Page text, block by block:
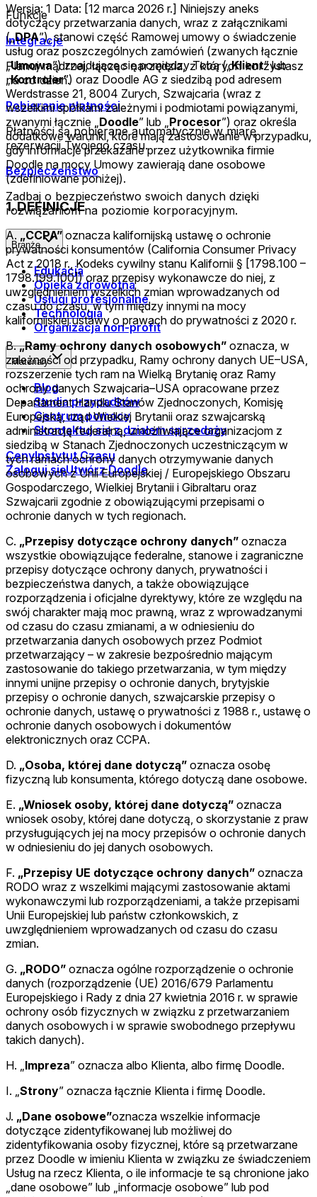
Funkcje
Integracje
Planuj mądrzej, łącząc narzędzia, z których korzystasz
na co dzień.
Pobieranie płatności
Płatności są pobierane automatycznie w miarę
rezerwacji Twojego czasu.
Bezpieczeństwo
Zadbaj o bezpieczeństwo swoich danych dzięki
rozwiązaniom na poziomie korporacyjnym.
Branże
Edukacja
Opieka zdrowotna
Usługi profesjonalne
Technologia
Organizacja non-profit
Materiały
Blog
Studia przypadków
Centrum pomocy
Skontaktuj się z działem sprzedaży
CenyInstytut Czasu
Zaloguj sięUtwórz Doodle
Wersja: 1 Data: [12 marca 2026 r.] Niniejszy aneks
dotyczący przetwarzania danych, wraz z załącznikami
(„DPA”), stanowi część Ramowej umowy o świadczenie
usług oraz poszczególnych zamówień (zwanych łącznie
„Umowa”) znajdujące się pomiędzy Tobą („Klient” lub
„Kontroler”) oraz Doodle AG z siedzibą pod adresem
Werdstrasse 21, 8004 Zurych, Szwajcaria (wraz z
wszelkimi spółkami zależnymi i podmiotami powiązanymi,
zwanymi łącznie „ Doodle” lub „ Procesor”) oraz określa
dodatkowe warunki, które mają zastosowanie w przypadku,
gdy informacje przekazane przez użytkownika firmie
Doodle na mocy Umowy zawierają dane osobowe
(zdefiniowane poniżej).
1. DEFINICJE
A. „CCPA”oznacza kalifornijską ustawę o ochronie
prywatności konsumentów (California Consumer Privacy
Act z 2018 r., Kodeks cywilny stanu Kalifornii § [1798.100 –
1798.199.100]) oraz przepisy wykonawcze do niej, z
uwzględnieniem wszelkich zmian wprowadzanych od
czasu do czasu, w tym między innymi na mocy
kalifornijskiej ustawy o prawach do prywatności z 2020 r.
B.„Ramy ochrony danych osobowych” oznacza, w
zależności od przypadku, Ramy ochrony danych UE–USA,
rozszerzenie tych ram na Wielką Brytanię oraz Ramy
ochrony danych Szwajcaria–USA opracowane przez
Departament Handlu Stanów Zjednoczonych, Komisję
Europejską, rząd Wielkiej Brytanii oraz szwajcarską
administrację federalną, umożliwiające organizacjom z
siedzibą w Stanach Zjednoczonych uczestniczącym w
tych ramach ochrony danych otrzymywanie danych
osobowych z Unii Europejskiej / Europejskiego Obszaru
Gospodarczego, Wielkiej Brytanii i Gibraltaru oraz
Szwajcarii zgodnie z obowiązującymi przepisami o
ochronie danych w tych regionach.
C. „Przepisy dotyczące ochrony danych” oznacza
wszystkie obowiązujące federalne, stanowe i zagraniczne
przepisy dotyczące ochrony danych, prywatności i
bezpieczeństwa danych, a także obowiązujące
rozporządzenia i oficjalne dyrektywy, które ze względu na
swój charakter mają moc prawną, wraz z wprowadzanymi
od czasu do czasu zmianami, a w odniesieniu do
przetwarzania danych osobowych przez Podmiot
przetwarzający – w zakresie bezpośrednio mającym
zastosowanie do takiego przetwarzania, w tym między
innymi unijne przepisy o ochronie danych, brytyjskie
przepisy o ochronie danych, szwajcarskie przepisy o
ochronie danych, ustawę o prywatności z 1988 r., ustawę o
ochronie danych osobowych i dokumentów
elektronicznych oraz CCPA.
D. „Osoba, której dane dotyczą” oznacza osobę
fizyczną lub konsumenta, którego dotyczą dane osobowe.
E. „Wniosek osoby, której dane dotyczą” oznacza
wniosek osoby, której dane dotyczą, o skorzystanie z praw
przysługujących jej na mocy przepisów o ochronie danych
w odniesieniu do jej danych osobowych.
F. „Przepisy UE dotyczące ochrony danych” oznacza
RODO wraz z wszelkimi mającymi zastosowanie aktami
wykonawczymi lub rozporządzeniami, a także przepisami
Unii Europejskiej lub państw członkowskich, z
uwzględnieniem wprowadzanych od czasu do czasu
zmian.
G. „RODO” oznacza ogólne rozporządzenie o ochronie
danych (rozporządzenie (UE) 2016/679 Parlamentu
Europejskiego i Rady z dnia 27 kwietnia 2016 r. w sprawie
ochrony osób fizycznych w związku z przetwarzaniem
danych osobowych i w sprawie swobodnego przepływu
takich danych).
H. „ Impreza” oznacza albo Klienta, albo firmę Doodle.
I. „ Strony” oznacza łącznie Klienta i firmę Doodle.
J. „Dane osobowe”oznacza wszelkie informacje
dotyczące zidentyfikowanej lub możliwej do
zidentyfikowania osoby fizycznej, które są przetwarzane
przez Doodle w imieniu Klienta w związku ze świadczeniem
Usług na rzecz Klienta, o ile informacje te są chronione jako
„dane osobowe” lub „informacje osobowe” lub pod